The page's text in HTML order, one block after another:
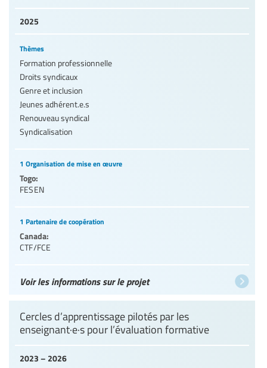
2025
Thèmes
Formation professionnelle
Droits syndicaux
Genre et inclusion
Jeunes adhérent.e.s
Renouveau syndical
Syndicalisation
1 Organisation de mise en œuvre
Togo:
FESEN
1 Partenaire de coopération
Canada:
CTF/FCE
Voir les informations sur le projet
2023 – 2026
Cercles d’apprentissage pilotés par les
enseignant·e·s pour l’évaluation formative